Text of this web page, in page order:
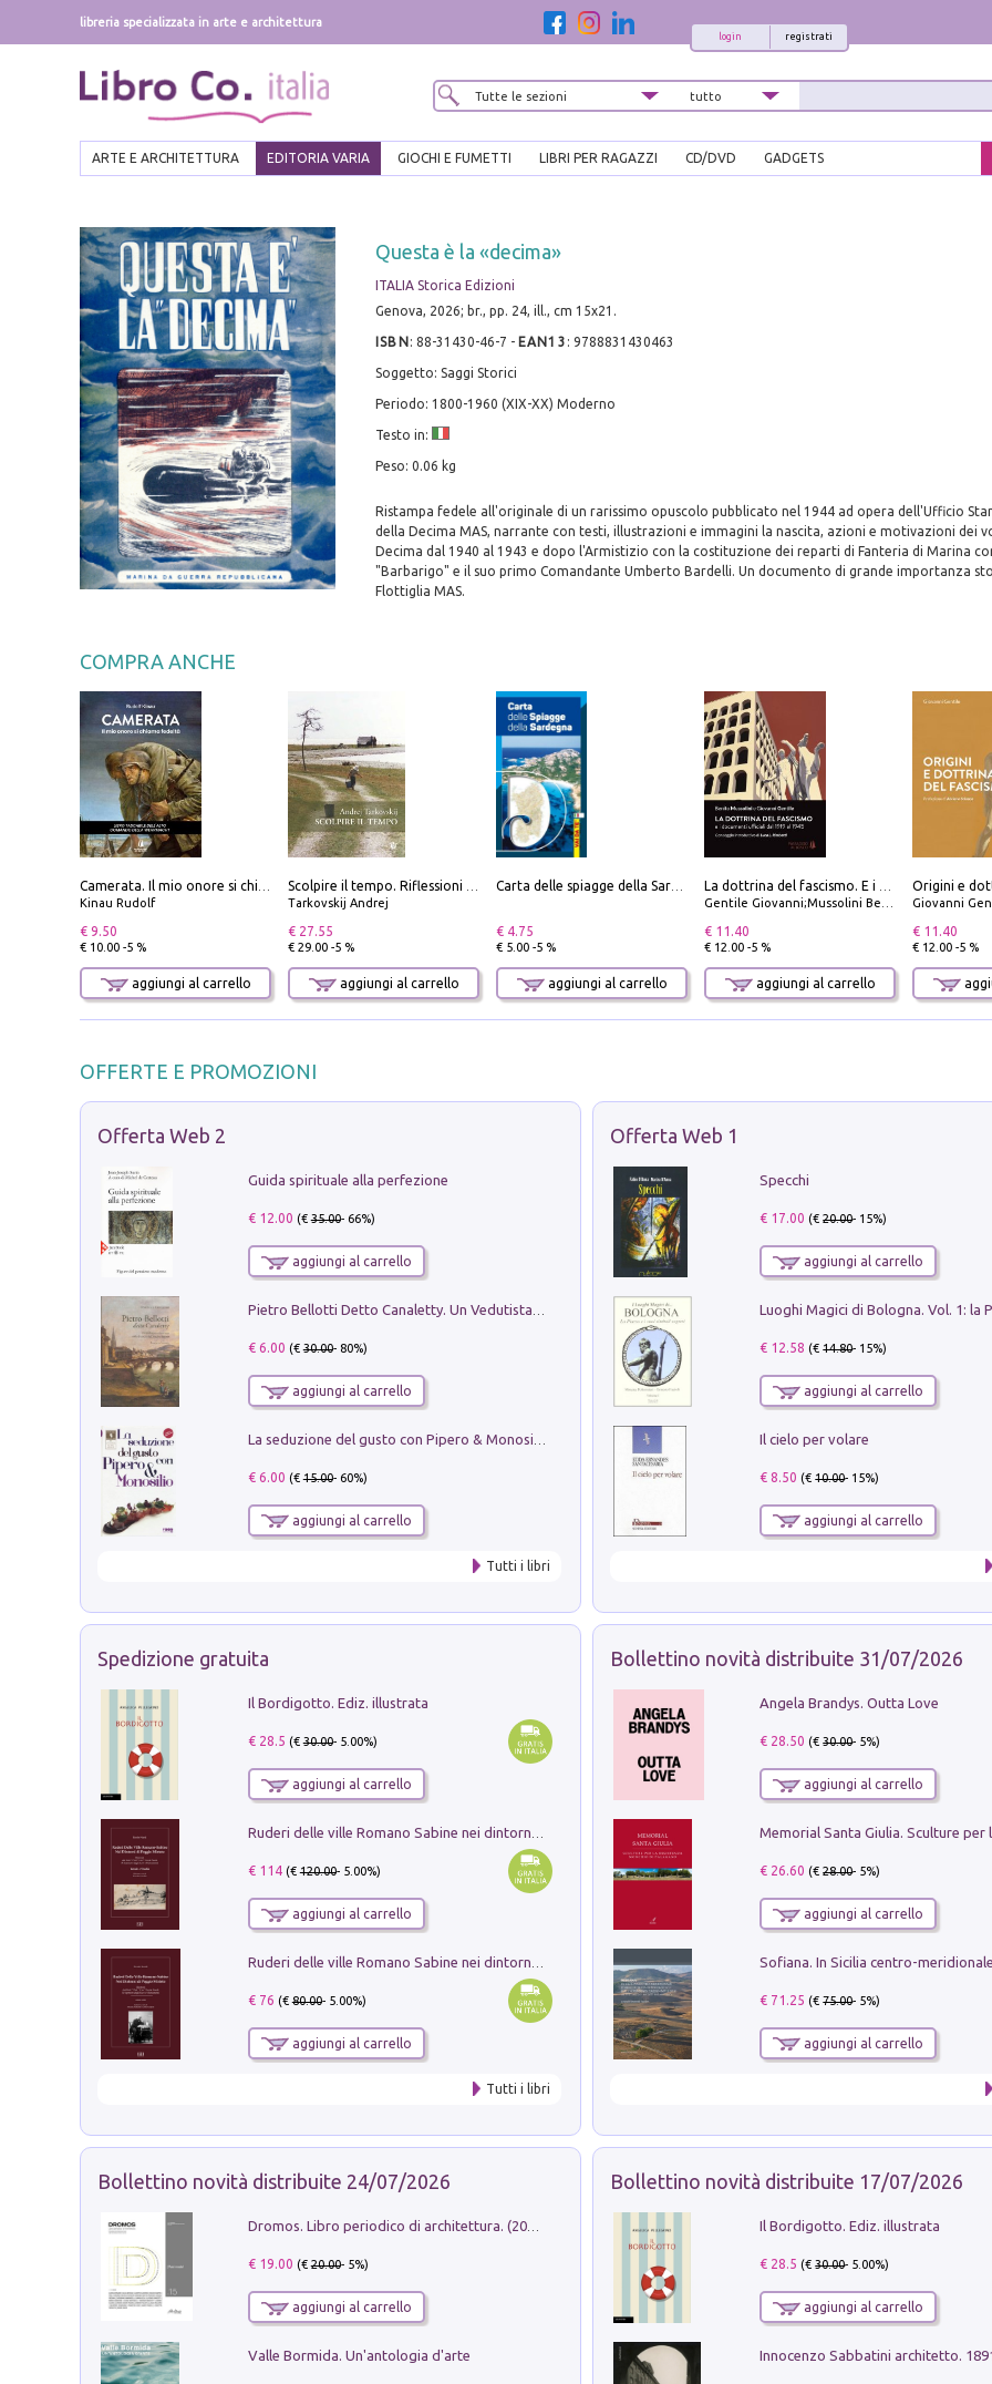
libreria specializzata in arte e architettura
registrati
login
ARTE E ARCHITETTURA EDITORIA VARIA GIOCHI E FUMETTI LIBRI PER RAGAZZI CD/DVD GADGETS
Questa è la «decima»
ITALIA Storica Edizioni
Genova, 2026; br., pp. 24, ill., cm 15x21.
ISBN : 88-31430-46-7 - EAN13 : 9788831430463
Soggetto: Saggi Storici
Periodo: 1800-1960 (XIX-XX) Moderno
Testo in:
Peso: 0.06 kg
Ristampa fedele all'originale di un rarissimo opuscolo pubblicato nel 1944 ad opera dell'Ufficio
della Decima MAS, narrante con testi, illustrazioni e immagini la nascita, azioni e motivazioni dei
Decima dal 1940 al 1943 e dopo l'Armistizio con la costituzione dei reparti di Fanteria di Marina
"Barbarigo" e il suo primo Comandante Umberto Bardelli. Un documento di grande importanza
Flottiglia MAS.
COMPRA ANCHE
Kinau Rudolf
€ 9.50
€ 10.00 -5 %
aggiungi al carrello
Tarkovskij Andrej
€ 27.55
€ 29.00 -5 %
aggiungi al carrello
€ 4.75
€ 5.00 -5 %
aggiungi al carrello
Gentile Giovanni;Mussolini Benito
€ 11.40
€ 12.00 -5 %
aggiungi al carrello
Origini e
Giovanni
€ 11.40
€ 12.00 -5 %
OFFERTE E PROMOZIONI
Offerta Web 2
Guida spirituale alla perfezione
€ 12.00 (€35.00- 66%)
aggiungi al carrello
€ 6.00 (€30.00- 80%)
aggiungi al carrello
€ 6.00 (€15.00- 60%)
aggiungi al carrello
Tutti i libri
Offerta Web 1
Specchi
€ 17.00 (€20.00- 15%)
aggiungi al carrello
€ 12.58 (€14.80- 15%)
aggiungi al carrello
Il cielo per volare
€ 8.50 (€10.00- 15%)
aggiungi al carrello
Spedizione gratuita
Il Bordigotto. Ediz. illustrata
€ 28.5 (€30.00- 5.00%)
aggiungi al carrello
€ 114(€120.00- 5.00%)
aggiungi al carrello
€ 76 (€80.00- 5.00%)
aggiungi al carrello
Tutti i libri
Bollettino novità distribuite 31/07/2026
Angela Brandys. Outta Love
€ 28.50 (€30.00- 5%)
aggiungi al carrello
€ 26.60 (€28.00- 5%)
aggiungi al carrello
€ 71.25 (€75.00- 5%)
aggiungi al carrello
Bollettino novità distribuite 24/07/2026
Dromos. Libro periodico di architettura. (2026). Vol. 15: Post-model
€ 19.00 (€20.00- 5%)
aggiungi al carrello
Valle Bormida. Un'antologia d'arte
Bollettino novità distribuite 17/07/2026
Il Bordigotto. Ediz. illustrata
€ 28.5 (€30.00- 5.00%)
aggiungi al carrello
Innocenzo Sabbatini architetto.